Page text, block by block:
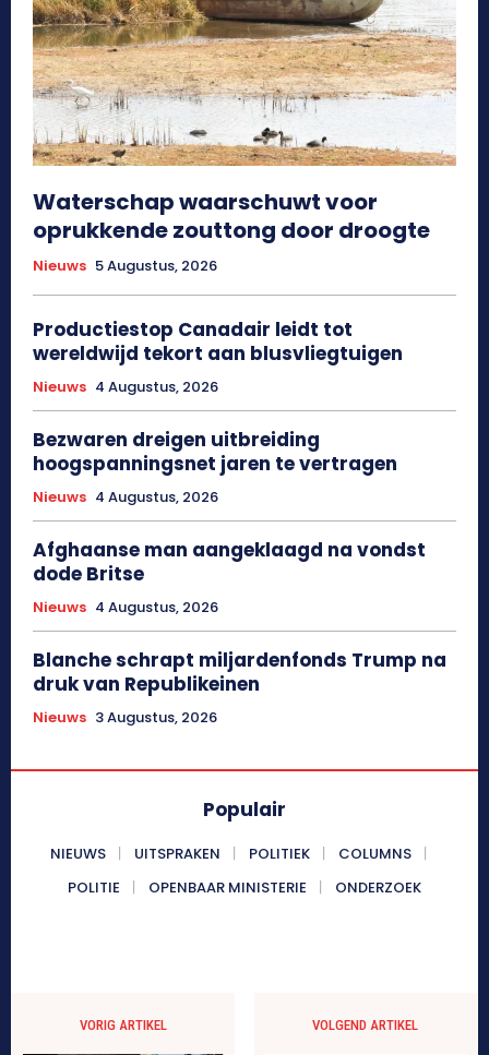
Waterschap waarschuwt voor
oprukkende zouttong door droogte
Nieuws 5 Augustus, 2026
Productiestop Canadair leidt tot
wereldwijd tekort aan blusvliegtuigen
Nieuws 4 Augustus, 2026
Bezwaren dreigen uitbreiding
hoogspanningsnet jaren te vertragen
Nieuws 4 Augustus, 2026
Afghaanse man aangeklaagd na vondst
dode Britse
Nieuws 4 Augustus, 2026
Blanche schrapt miljardenfonds Trump na
druk van Republikeinen
Nieuws 3 Augustus, 2026
Populair
NIEUWS UITSPRAKEN POLITIEK
COLUMNS
POLITIE
OPENBAAR MINISTERIE ONDERZOEK
VORIG ARTIKEL VOLGEND ARTIKEL